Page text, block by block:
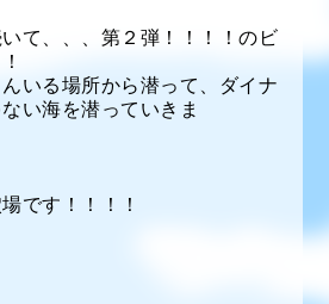
て、、、第２弾！！！！のビ
いる場所から潜って、ダイナ
い海を潜っていきま
です！！！！